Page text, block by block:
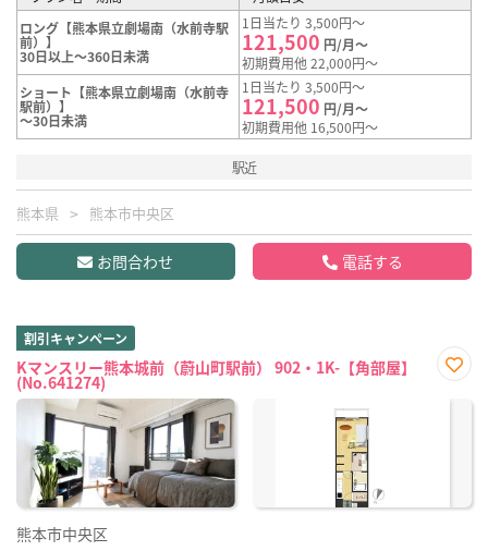
ロング【熊本県立劇場南（水前寺駅
前）】
30日以上～360日未満
1日当たり 3,500円～
121,500 円/月～
初期費用他 22,000円～
ショート【熊本県立劇場南（水前寺
駅前）】
～30日未満
1日当たり 3,500円～
121,500 円/月～
初期費用他 16,500円～
駅近
熊本県 熊本市中央区
お問合わせ 電話する
割引キャンペーン
Kマンスリー熊本城前（蔚山町駅前） 902・1K-【角部屋】
(No.641274)
に入
熊本市中央区